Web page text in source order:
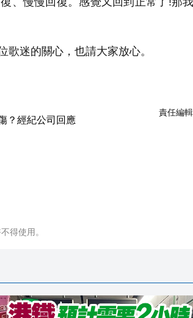
迷的關心，也請大家放心。
責任編
得使用。